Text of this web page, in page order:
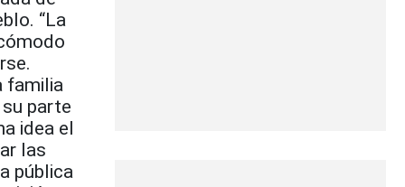
“La
familia
parte
idea el
las
pública